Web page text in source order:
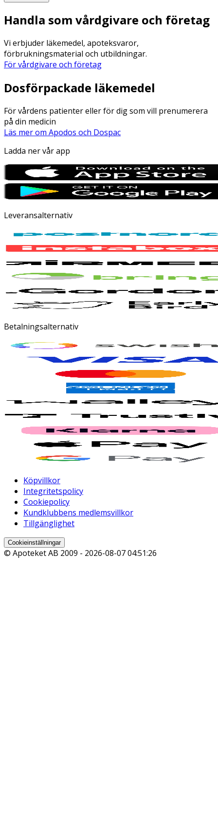
Handla som vårdgivare och företag
Vi erbjuder läkemedel, apoteksvaror,
förbrukningsmaterial och utbildningar.
För vårdgivare och företag
Dosförpackade läkemedel
För vårdens patienter eller för dig som vill prenumerera
på din medicin
Läs mer om Apodos och Dospac
Ladda ner vår app
Leveransalternativ
Betalningsalternativ
Köpvillkor
Integritetspolicy
Cookiepolicy
Kundklubbens medlemsvillkor
Tillgänglighet
Cookieinställningar
© Apoteket AB 2009 - 2026-08-07 04:51:26